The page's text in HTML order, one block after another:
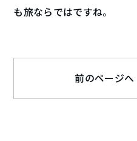
も旅ならではですね。
前のページへ